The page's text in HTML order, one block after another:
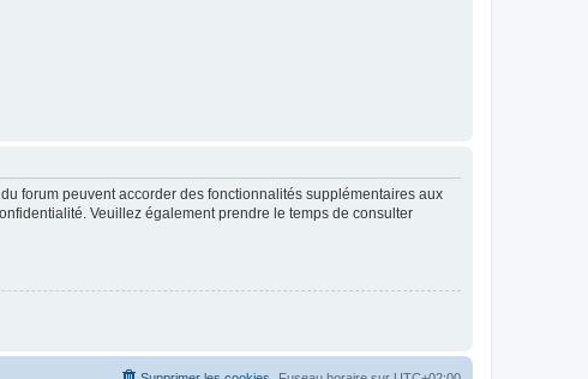
forum peuvent accorder des fonctionnalités supplémentaires aux
Veuillez également prendre le temps de consulter